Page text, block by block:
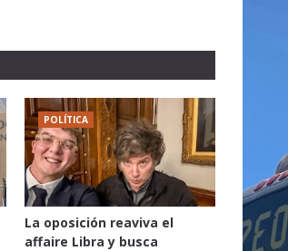
POLÍTICA
La oposición reaviva el
affaire Libra y busca